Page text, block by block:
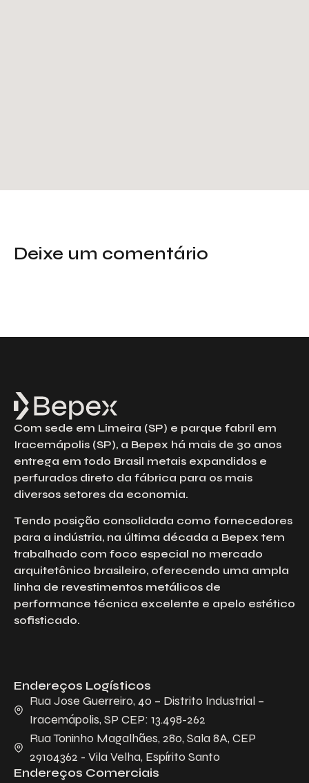
Deixe um comentário
Com sede em Limeira (SP) e parque fabril em
Iracemápolis (SP), a Bepex há mais de 30 anos
entrega em todo Brasil metais expandidos e
perfurados direto da fábrica para os mais
diversos setores da economia.
Tendo posição consolidada como fornecedores
para a indústria, na última década a Bepex tem
trabalhado com foco especial no mercado
arquitetônico brasileiro, oferecendo uma ampla
linha de revestimentos metálicos de
performance técnica excelente e apelo estético
sofisticado.
Endereços Logísticos
Rua Jose Guerreiro, 40 – Distrito Industrial –
Iracemápolis, SP CEP: 13.498-262
Rua Toninho Magalhães, 280, Sala 8A, CEP
29104362 - Vila Velha, Espírito Santo
Endereços Comerciais